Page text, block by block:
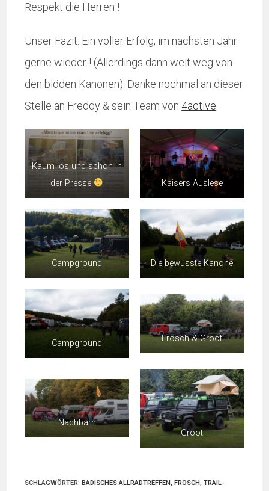
Respekt die Herren !
Unser Fazit: Ein voller Erfolg, im nächsten Jahr
gerne wieder ! (Allerdings dann weit weg von
den blöden Kanonen). Danke nochmal an dieser
Stelle an Freddy & sein Team von 4active
Kaum los und schon in
der Presse
Kaisers Auslese
Campground Die bewusste Kanone
Campground
Frosch & Groot
Nachbarn
Groot
SCHLAGWÖRTER:BADISCHES ALLRADTREFFEN, FROSCH, TRAIL-